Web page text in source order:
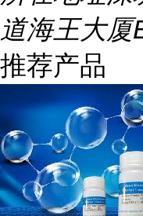
道海王大厦
推荐产品